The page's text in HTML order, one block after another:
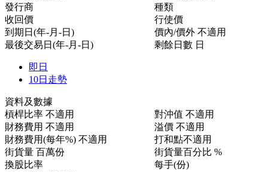
發行商
種類
收回價
行使價
到期日(年-月-日)
價內/價外 不適用
最後交易日(年-月-日)
剩餘日數 日
即日
10日走勢
資料及數據
槓桿比率 不適用 對沖值 不適用
財務費用 不適用 溢價 不適用
財務費用(每年%) 不適用 打和點不適用
街貨量 百萬份 街貨量百分比 %
換股比率
每手(份)